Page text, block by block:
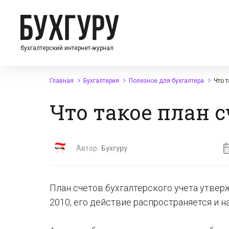
бухгалтерский интернет-журнал
Главная Бухгалтерия Полезное для бухгалтера Что
Что такое план
Автор: Бухгуру
План счетов бухгалтерского учета
2010, его действие распространяется и